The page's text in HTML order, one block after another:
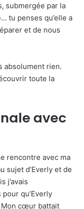
submergée par la
tu penses qu’elle a
et de nous
absolument rien.
toute la
avec
rencontre avec ma
sujet d’Everly et de
j’avais
qu’Everly
cœur battait